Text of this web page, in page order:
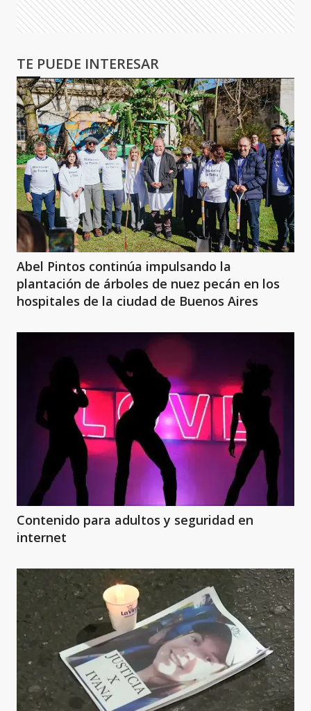
TE PUEDE INTERESAR
Abel Pintos continúa impulsando la
plantación de árboles de nuez pecán en los
hospitales de la ciudad de Buenos Aires
Contenido para adultos y seguridad en
internet